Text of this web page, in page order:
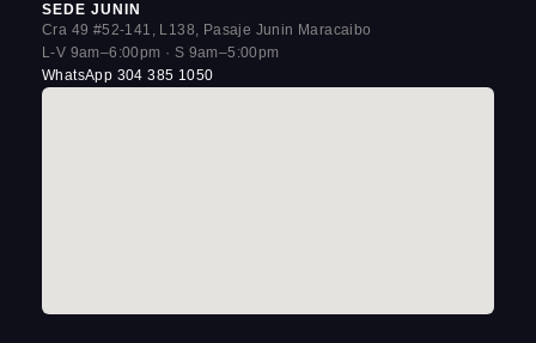
SEDE JUNIN
Cra 49 #52-141, L138, Pasaje Junin Maracaibo
L-V 9am–6:00pm · S 9am–5:00pm
WhatsApp 304 385 1050